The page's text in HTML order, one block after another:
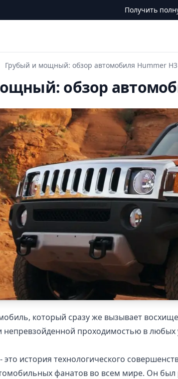
Получить
Грубый и мощный: обзор автомобиля Hummer H3
обзор
который сразу же вызывает
проходимостью в любых
это история технологического
фанатов во всем мире. Он был